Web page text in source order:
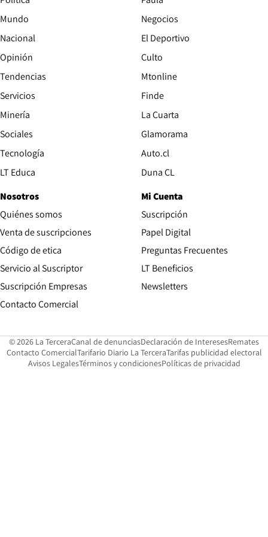
Mundo
Nacional
Opinión
Tendencias
Servicios
Minería
Sociales
Tecnología
LT Educa
Negocios
El Deportivo
Culto
Mtonline
Finde
La Cuarta
Glamorama
Auto.cl
Duna CL
Nosotros
Quiénes somos
Venta de suscripciones
Código de etica Opens in new window
Servicio al Suscriptor
Suscripción Empresas
Contacto Comercial
Mi Cuenta
Suscripción
Papel Digital
Preguntas Frecuentes
LT Beneficios
Newsletters
© 2026 La TerceraCanal de denunciasOpens in new window
Declaración de InteresesOpens in
Remates
Contacto ComercialOpens in new window
Tarifario Diario La TerceraOpens in new window
Tarifas publicidad electoral
Avisos LegalesOpens in new window
Términos y condicionesPolíticas de privacidad